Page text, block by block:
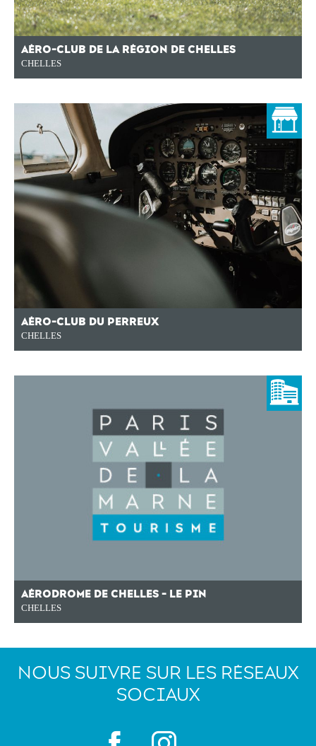
AÉRO-CLUB DE LA RÉGION DE CHELLES
CHELLES
AÉRO-CLUB DU PERREUX
CHELLES
AÉRODROME DE CHELLES - LE PIN
CHELLES
NOUS SUIVRE SUR LES RÉSEAUX
SOCIAUX